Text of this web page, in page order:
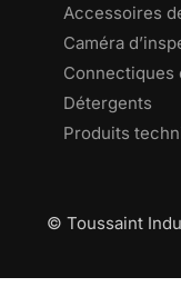
Accessoires
Caméra
Connectiques
Détergents
Produits
© Toussaint